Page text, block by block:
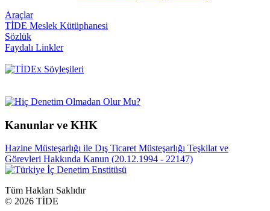
Araçlar
TİDE Meslek Kütüphanesi
Sözlük
Faydalı Linkler
Kanunlar ve KHK
Hazine Müsteşarlığı ile Dış Ticaret Müsteşarlığı Teşkilat ve
Görevleri Hakkında Kanun (20.12.1994 - 22147)
Tüm Hakları Saklıdır
© 2026 TİDE